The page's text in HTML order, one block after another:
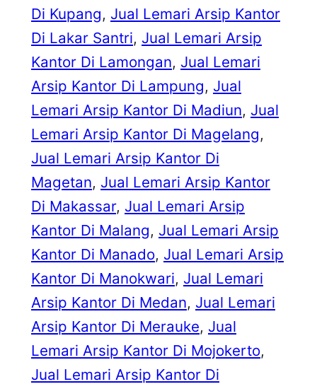
Di Kupang, Jual Lemari Arsip Kantor
Di Lakar Santri, Jual Lemari Arsip
Kantor Di Lamongan, Jual Lemari
Arsip Kantor Di Lampung, Jual
Lemari Arsip Kantor Di Madiun, Jual
Lemari Arsip Kantor Di Magelang
Jual Lemari Arsip Kantor Di
Magetan, Jual Lemari Arsip Kantor
Di Makassar, Jual Lemari Arsip
Kantor Di Malang, Jual Lemari Arsip
Kantor Di Manado, Jual Lemari Arsip
Kantor Di Manokwari, Jual Lemari
Arsip Kantor Di Medan, Jual Lemari
Arsip Kantor Di Merauke, Jual
Lemari Arsip Kantor Di Mojokerto
Jual Lemari Arsip Kantor Di